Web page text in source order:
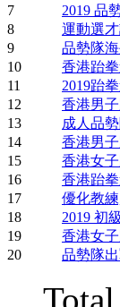
7
2019 品
8
運動選
9
品勢隊
10
香港跆
11
2019跆
12
香港男
13
成人品
14
香港男
15
香港女
16
香港跆
17
優化教
18
2019 初
19
香港女
20
品勢隊出